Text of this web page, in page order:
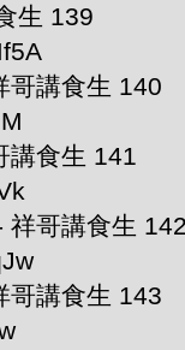
生 139
哥講食生 140
講食生 141
祥哥講食生
哥講食生 143